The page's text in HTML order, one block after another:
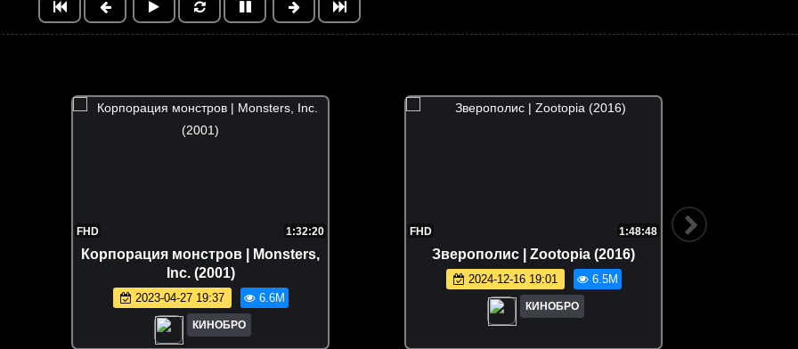
FHD 1:32:20
Корпорация монстров | Monsters,
Inc. (2001)
2023-04-27 19:37 6.6M
КИНОБРО
FHD 1:48:48
Зверополис | Zootopia (2016)
2024-12-16 19:01 6.5M
КИНОБРО